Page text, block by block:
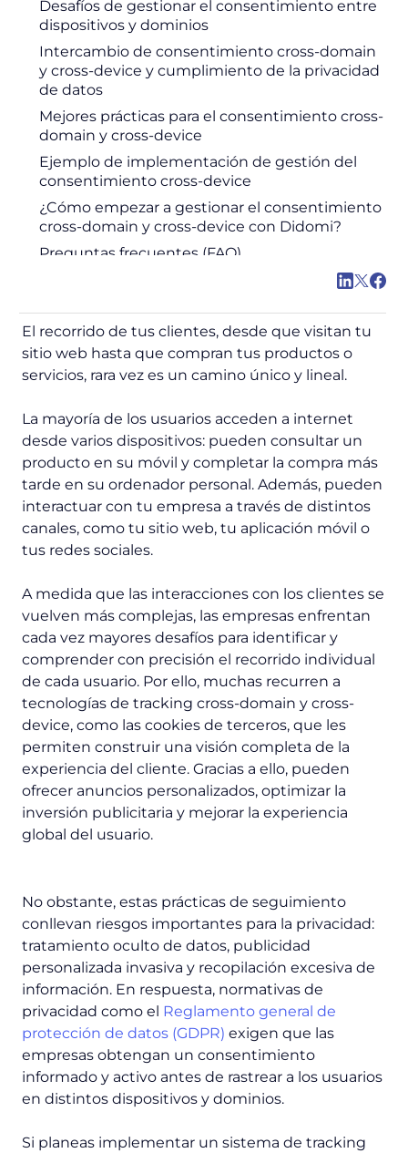
Desafíos de gestionar el consentimiento entre
dispositivos y dominios
Intercambio de consentimiento cross-domain
y cross-device y cumplimiento de la privacidad
de datos
Mejores prácticas para el consentimiento cross-
domain y cross-device
Ejemplo de implementación de gestión del
consentimiento cross-device
¿Cómo empezar a gestionar el consentimiento
cross-domain y cross-device con Didomi?
Preguntas frecuentes (FAQ)
El recorrido de tus clientes, desde que visitan tu
sitio web hasta que compran tus productos o
servicios, rara vez es un camino único y lineal.
La mayoría de los usuarios acceden a internet
desde varios dispositivos: pueden consultar un
producto en su móvil y completar la compra más
tarde en su ordenador personal. Además, pueden
interactuar con tu empresa a través de distintos
canales, como tu sitio web, tu aplicación móvil o
tus redes sociales.
A medida que las interacciones con los clientes se
vuelven más complejas, las empresas enfrentan
cada vez mayores desafíos para identificar y
comprender con precisión el recorrido individual
de cada usuario. Por ello, muchas recurren a
tecnologías de tracking cross-domain y cross-
device, como las cookies de terceros, que les
permiten construir una visión completa de la
experiencia del cliente. Gracias a ello, pueden
ofrecer anuncios personalizados, optimizar la
inversión publicitaria y mejorar la experiencia
global del usuario.
No obstante, estas prácticas de seguimiento
conllevan riesgos importantes para la privacidad:
tratamiento oculto de datos, publicidad
personalizada invasiva y recopilación excesiva de
información. En respuesta, normativas de
privacidad como el Reglamento general de
protección de datos (GDPR) exigen que las
empresas obtengan un consentimiento
informado y activo antes de rastrear a los usuarios
en distintos dispositivos y dominios.
Si planeas implementar un sistema de tracking